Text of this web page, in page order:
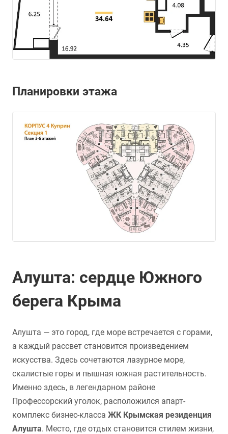
Планировки этажа
Алушта: сердце Южного
берега Крыма
Алушта — это город, где море встречается с горами,
а каждый рассвет становится произведением
искусства. Здесь сочетаются лазурное море,
скалистые горы и пышная южная растительность.
Именно здесь, в легендарном районе
Профессорский уголок, расположился апарт-
комплекс бизнес-класса ЖК Крымская резиденция
Алушта. Место, где отдых становится стилем жизни,